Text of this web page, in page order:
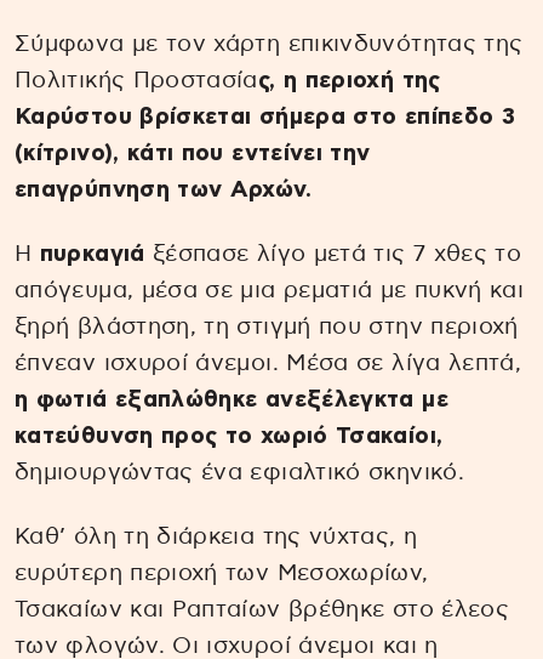
Σύμφωνα με τον χάρτη επικινδυνότητας της
Πολιτικής Προστασίας, η περιοχή της
Καρύστου βρίσκεται σήμερα στο επίπεδο 3
(κίτρινο), κάτι που εντείνει την
επαγρύπνηση των Αρχών.
Η πυρκαγιά ξέσπασε λίγο μετά τις 7 χθες το
απόγευμα, μέσα σε μια ρεματιά με πυκνή και
ξηρή βλάστηση, τη στιγμή που στην περιοχή
έπνεαν ισχυροί άνεμοι. Μέσα σε λίγα λεπτά,
η φωτιά εξαπλώθηκε ανεξέλεγκτα με
κατεύθυνση προς το χωριό Τσακαίοι,
δημιουργώντας ένα εφιαλτικό σκηνικό.
Καθ’ όλη τη διάρκεια της νύχτας, η
ευρύτερη περιοχή των Μεσοχωρίων,
Τσακαίων και Ραπταίων βρέθηκε στο έλεος
των φλογών. Οι ισχυροί άνεμοι και η